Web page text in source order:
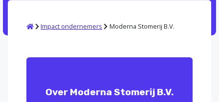
HomeImpact ondernemers Moderna Stomerij B.V.
Over Moderna Stomerij B.V.